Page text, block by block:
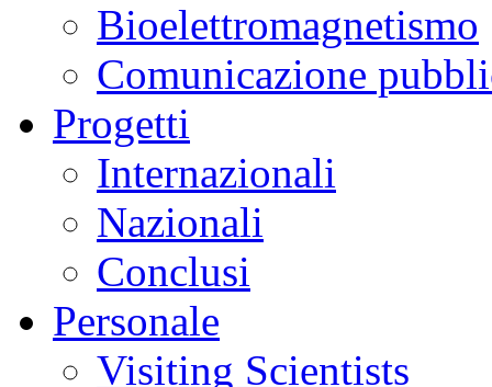
Bioelettromagnetismo
Comunicazione
Progetti
Internazionali
Nazionali
Conclusi
Personale
Visiting Scientists